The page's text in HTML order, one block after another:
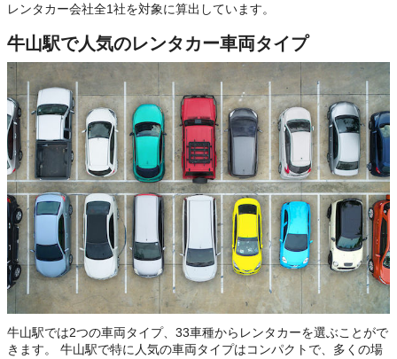
レンタカー会社全1社を対象に算出しています。
牛山駅で人気のレンタカー車両タイプ
牛山駅では2つの車両タイプ、33車種からレンタカーを選ぶことがで
きます。 牛山駅で特に人気の車両タイプはコンパクトで、多くの場